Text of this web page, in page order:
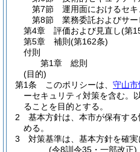
第7節
運用面におけるセ
第8節
業務委託およびサ
第4章
評価および見直し(第
第5章
補則 (第162条)
付則
第1章
総則
(目的)
第1条
このポリシーは、 守山市
ーセキュリティ対策を含む。
ることを目的とする。
2
基本方針は、本市が保有す
める。
3
対策基準は、基本方針を確
(令8訓令35・一部改正)